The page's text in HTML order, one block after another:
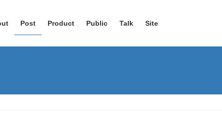
Post Product Public Talk Site